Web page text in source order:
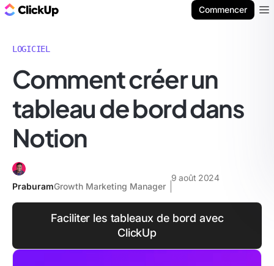
Commencer
LOGICIEL
Comment créer un
tableau de bord dans
Notion
PraburamGrowth Marketing Manager
9 août 2024
Faciliter les tableaux de bord avec
ClickUp